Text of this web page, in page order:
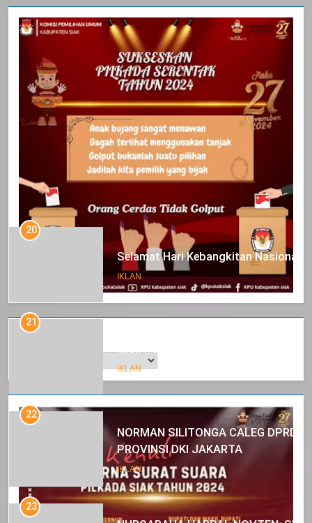
Arsip
20
Selamat Hari Kebangkitan Nasional
IKLAN
21
Iklan Pemerintah Kabupaten Siak
IKLAN
22
NORMAN SILITONGA CALEG DPRD
PROVINSI DKI JAKARTA
IKLAN
23